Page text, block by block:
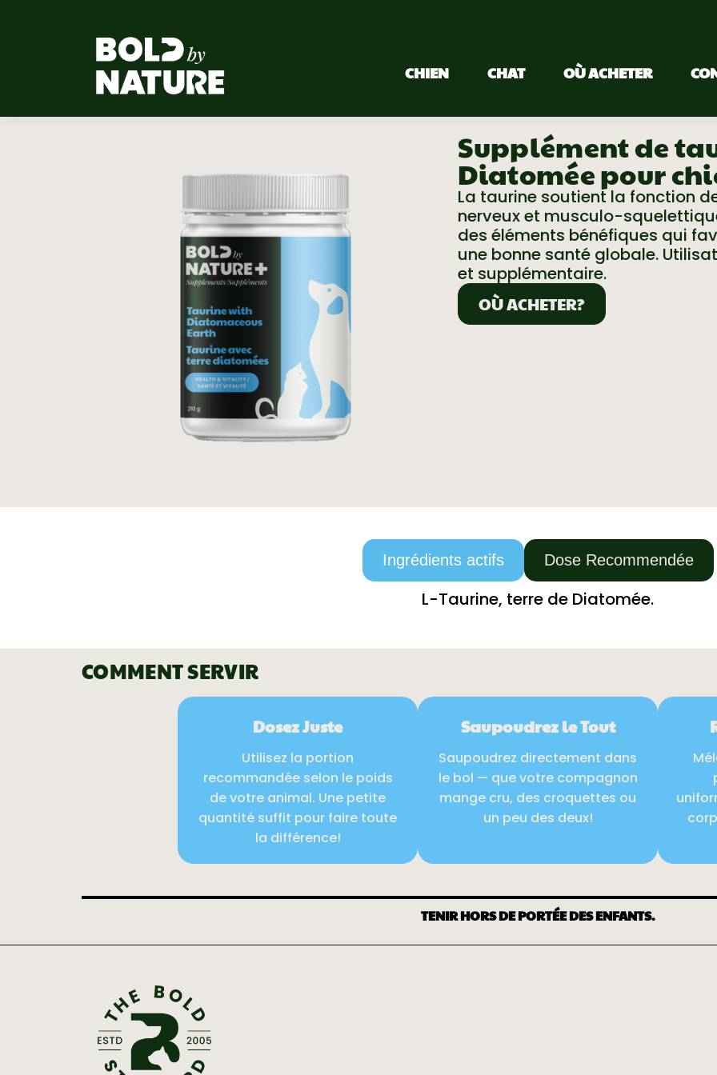
CHIEN CHAT OÙ ACHETER
Supplément de
Diatomée pour
La taurine soutient la fonction
nerveux et musculo-
des éléments bénéfiques qui
une bonne santé globale.
et supplémentaire.
OÙ ACHETER?
Ingrédients actifs Dose Recommendée
L-Taurine, terre de Diatomée.
COMMENT SERVIR
Dosez Juste
Utilisez la portion
recommandée selon le poids
de votre animal. Une petite
quantité suffit pour faire toute
la différence!
Saupoudrez le Tout
Saupoudrez directement dans
le bol — que votre compagnon
mange cru, des croquettes ou
un peu des deux!
TENIR HORS DE PORTÉE DES ENFANTS.